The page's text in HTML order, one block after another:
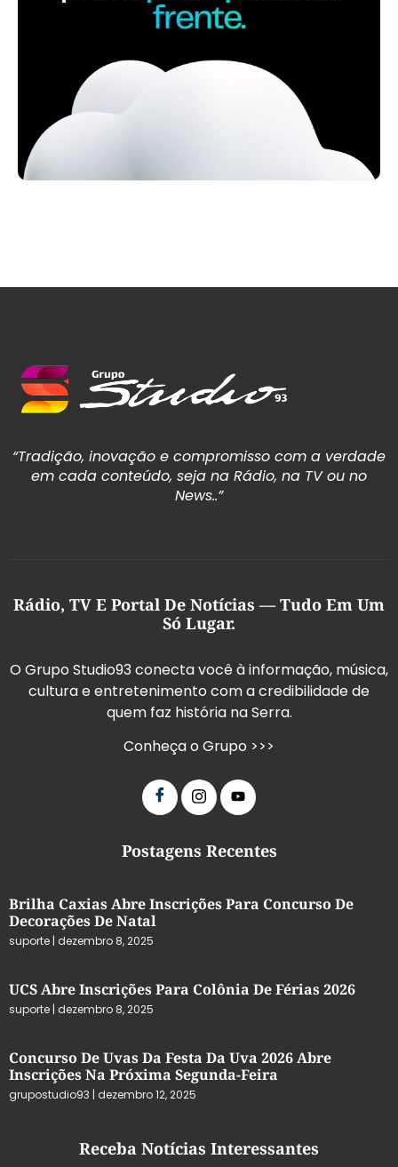
“Tradição, inovação e compromisso com a verdade
em cada conteúdo, seja na Rádio, na TV ou no
News..”
Rádio, TV E Portal De Notícias — Tudo Em Um
Só Lugar.
O Grupo Studio93 conecta você à informação, música,
cultura e entretenimento com a credibilidade de
quem faz história na Serra.
Conheça o Grupo >>>
Postagens Recentes
Brilha Caxias Abre Inscrições Para Concurso De
Decorações De Natal
suporte dezembro 8, 2025
UCS Abre Inscrições Para Colônia De Férias 2026
suporte dezembro 8, 2025
Concurso De Uvas Da Festa Da Uva 2026 Abre
Inscrições Na Próxima Segunda-Feira
grupostudio93 dezembro 12, 2025
Receba Notícias Interessantes